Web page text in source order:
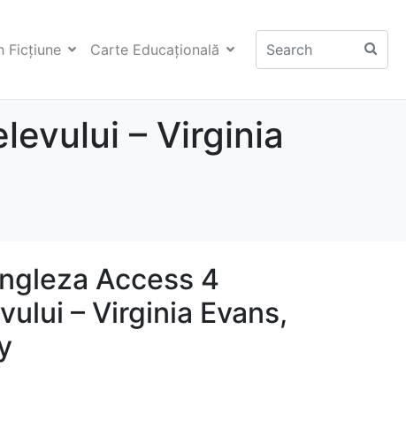
Ficţiune Carte Educaţională
– Virginia
Access 4
– Virginia Evans,